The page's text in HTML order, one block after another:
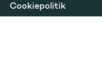
Cookiepolitik